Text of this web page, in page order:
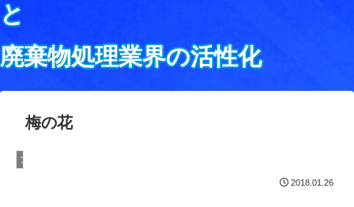
と
廃棄物処理業界の活性化
梅の花
ブログ
2018.01.26